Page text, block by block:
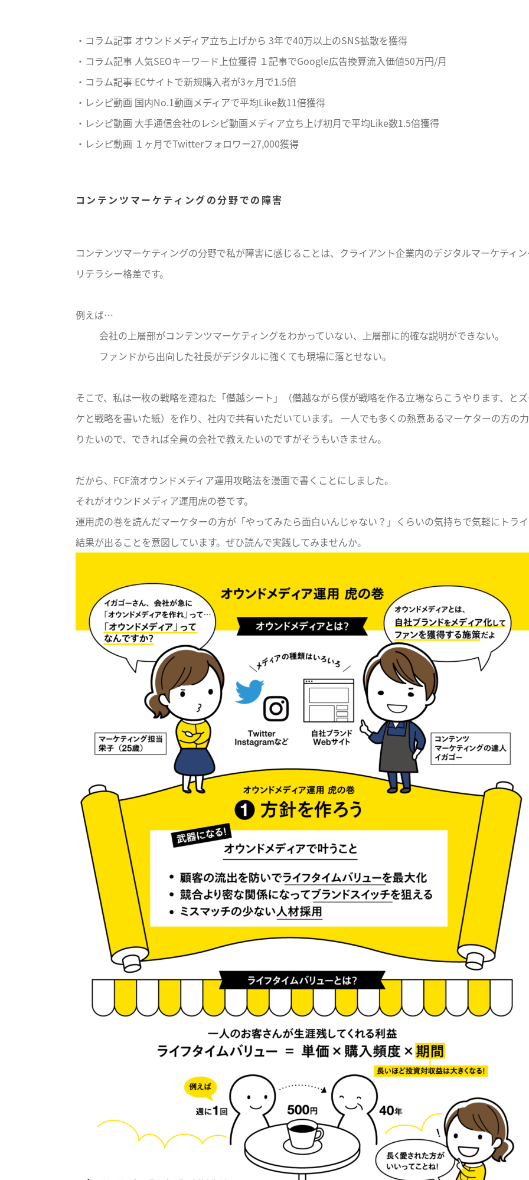
・コラム記事 オウンドメディア立ち上げから 3年で40万以上のSNS拡散を獲得
・コラム記事 人気SEOキーワード上位獲得 １記事でGoogle広告換算流入価値50万円/月
・コラム記事 ECサイトで新規購入者が3ヶ月で1.5倍
・レシピ動画 国内No.1動画メディアで平均Like数11倍獲得
・レシピ動画 大手通信会社のレシピ動画メディア立ち上げ初月で平均Like数1.5倍獲得
・レシピ動画 １ヶ月でTwitterフォロワー27,000獲得
コンテンツマーケティングの分野での障害
コンテンツマーケティングの分野で私が障害に感じることは、クライアント企業内のデジタルマーケティ
リテラシー格差です。
例えば…
会社の上層部がコンテンツマーケティングをわかっていない、上層部に的確な説明ができない。
ファンドから出向した社長がデジタルに強くても現場に落とせない。
そこで、私は一枚の戦略を連ねた「僭越シート」（僭越ながら僕が戦略を作る立場ならこうやります、と
ケと戦略を書いた紙）を作り、社内で共有いただいています。 一人でも多くの熱意あるマーケターの方の
りたいので、できれば全員の会社で教えたいのですがそうもいきません。
だから、FCF流オウンドメディア運用攻略法を漫画で書くことにしました。
それがオウンドメディア運用虎の巻です。
運用虎の巻を読んだマーケターの方が「やってみたら面白いんじゃない？」くらいの気持ちで気軽にトラ
結果が出ることを意図しています。ぜひ読んで実践してみませんか。